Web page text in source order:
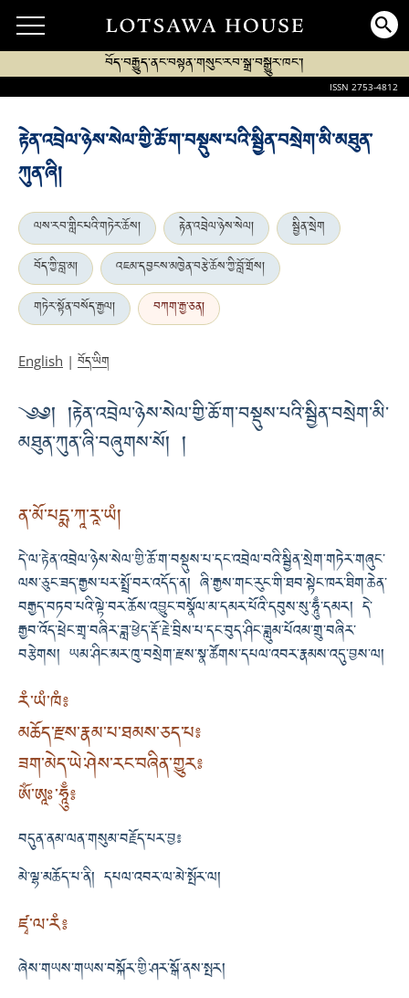
བོད་བརྒྱུད་ནང་བསྟན་གསུང་རབ་སྒྲ་བསྒྱུར་ཁང་།
ISSN 2753-4812
རྟེན་འབྲེལ་ཉེས་སེལ་གྱི་ཆོ་ག་བསྡུས་པའི་སྦྱིན་བསྲེག་མི་མཐུན་
ཀུན་ཞི།
ལས་རབ་གླིང་པའི་གཏེར་ཆོས། རྟེན་འབྲེལ་ཉེས་སེལ།
སྦྱིན་སྲེག
བོད་ཀྱི་བླ་མ།
འཇམ་དབྱངས་མཁྱེན་བརྩེ་ཆོས་ཀྱི་བློ་གྲོས།
གཏེར་སྟོན་བསོད་རྒྱལ།
བཀག་རྒྱ་ཅན།
English | བོད་ཡིག
༄༅། །རྟེན་འབྲེལ་ཉེས་སེལ་གྱི་ཆོ་ག་བསྡུས་པའི་སྦྱིན་བསྲེག་མི་
མཐུན་ཀུན་ཞི་བཞུགས་སོ། །
ན་མོ་པདྨ་ཀཱ་རཱ་ཡཾ།
དེ་ལ་རྟེན་འབྲེལ་ཉེས་སེལ་གྱི་ཆོ་ག་བསྡུས་པ་དང་འབྲེལ་བའི་སྦྱིན་སྲེག་གཏེར་གཞུང་
ལས་ཅུང་ཟད་རྒྱས་པར་སྤྲོ་བར་འདོད་ན། ཞི་རྒྱས་གང་རུང་གི་ཐབ་སྟེང་ཁར་ཐིག་ཆེན་
བརྒྱད་བཏབ་པའི་ལྟེ་བར་ཆོས་འབྱུང་བསྣོལ་མ་དམར་པོའི་དབུས་སུ་ཧཱུྃ་དམར། དེ་
རྒྱབ་འོད་ཕྲེང་གྲྭ་བཞིར་ཟླ་ཕྱེད་རྡོ་རྗེ་བྲིས་པ་དང་བུད་ཤིང་ཟླུམ་པོའམ་གྲུ་བཞིར་
བརྩེགས། ཡམ་ཤིང་མར་ཁུ་བསྲེག་རྫས་སྣ་ཚོགས་དཔལ་འབར་རྣམས་འདུ་བྱས་ལ།
རཾ་ཡཾ་ཁཾ༔
མཆོད་རྫས་རྣམ་པ་ཐམས་ཅད་པ༔
ཟག་མེད་ཡེ་ཤེས་རང་བཞིན་གྱུར༔
ཨོཾ་ཨཱཿ་ཧཱུྃ༔
བདུན་ནམ་ལན་གསུམ་བརྗོད་པར་བྱ༔
མེ་ལྷ་མཆོད་པ་ནི། དཔལ་འབར་ལ་མེ་སྤོར་ལ།
ཛྭ་ལ་རཾ༔
ཞེས་གཡས་གཡས་བསྐོར་གྱི་ཤར་སྒོ་ནས་སྤར།